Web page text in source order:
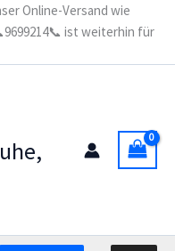
Online-Versand wie
ist weiterhin für